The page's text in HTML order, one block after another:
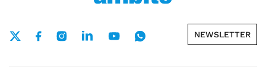
NEWSLETTER